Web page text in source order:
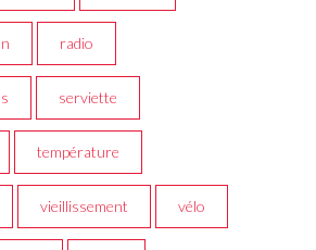
radio
serviette
température
vieillissement vélo